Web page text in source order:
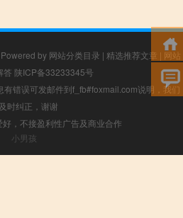
Powered by 网站分类目录 | 精选推荐文章 | 网站
答 陕ICP备33233345号
错误可发邮件到f_fb#foxmail.com说明，我们
时纠正，谢谢
，不接盈利性广告及商业合作
小男孩